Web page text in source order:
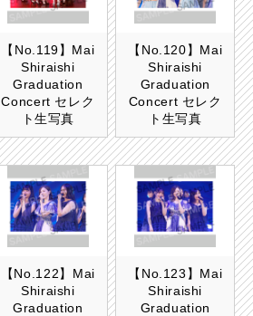
【No.119】Mai
Shiraishi
Graduation
Concert セレク
ト生写真
【No.120】Mai
Shiraishi
Graduation
Concert セレク
ト生写真
【No.122】Mai
Shiraishi
Graduation
【No.123】Mai
Shiraishi
Graduation